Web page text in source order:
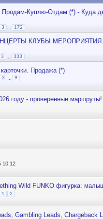
Продам-Куплю-Отдам (*) - Куда
3 172
КЛУБЫ МЕРОПРИЯТИЯ
3 333
Продажа (*)
3 9
году - проверенные маршруты!
10:12
Wild FUNKO фигурка:
1 2
Gambling Leads, Chargeback